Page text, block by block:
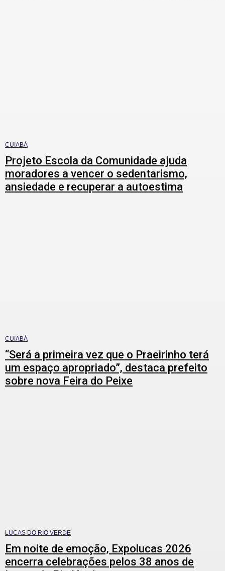
CUIABÁ
Projeto Escola da Comunidade ajuda
moradores a vencer o sedentarismo,
ansiedade e recuperar a autoestima
CUIABÁ
“Será a primeira vez que o Praeirinho terá
um espaço apropriado”, destaca prefeito
sobre nova Feira do Peixe
LUCAS DO RIO VERDE
Em noite de emoção, Expolucas 2026
encerra celebrações pelos 38 anos de